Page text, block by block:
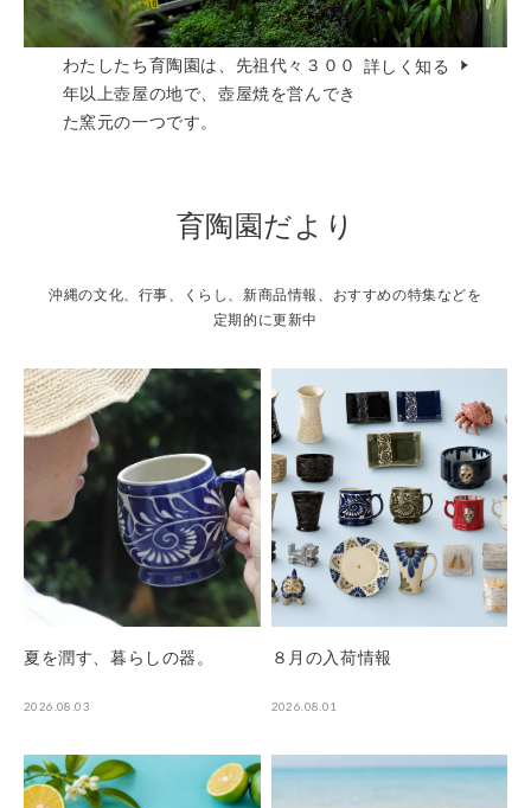
わたしたち育陶園は、先祖代々３００
年以上壺屋の地で、壺屋焼を営んでき
た窯元の一つです。
詳しく知る
育陶園だより
沖縄の文化、行事、くらし、新商品情報、おすすめの特集などを
定期的に更新中
夏を潤す、暮らしの器。
2026.08.03
８月の入荷情報
2026.08.01